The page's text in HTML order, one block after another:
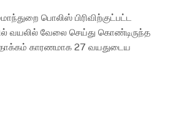
பொலிஸ் பிரிவிற்குட்பட்ட
வயலில் வேலை செய்து கொண்டிருந்த
காரணமாக 27 வயதுடைய